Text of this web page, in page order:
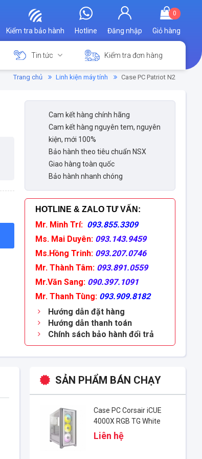
0
Giỏ hàng
Đăng nhập
Hotline
Kiểm tra bảo hành
Tin tức Kiểm tra đơn hàng
Trang chủ Linh kiện máy tính Case PC Patriot N2
Cam kết hàng chính hãng
Cam kết hàng nguyên tem, nguyên
kiện, mới 100%
Bảo hành theo tiêu chuẩn NSX
Giao hàng toàn quốc
Bảo hành nhanh chóng
HOTLINE & ZALO TƯ VẤN :
Mr. Minh Trí: 093.855.3309
Ms. Mai Duyên: 093.143.9459
Ms.Hồng Trinh: 093.207.0746
Mr. Thành Tâm: 093.891.0559
Mr.Văn Sang: 090.397.1091
Mr. Thanh Tùng: 093.909.8182
Hướng dẫn đặt hàng
Hướng dẫn thanh toán
Chính sách bảo hành đổi trả
SẢN PHẨM BÁN CHẠY
Case PC Corsair iCUE
4000X RGB TG White
Liên hệ